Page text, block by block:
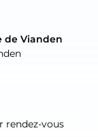
de Vianden
rendez-vous
de Vianden
rendez-vous
de Vianden
de Vianden